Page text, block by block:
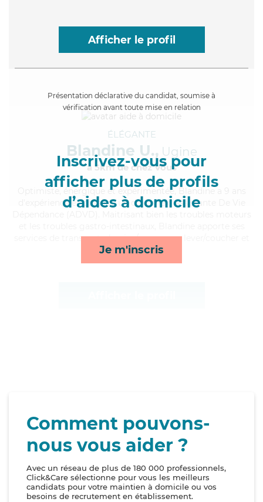
Afficher le profil
Présentation déclarative du candidat, soumise à
vérification avant toute mise en relation
Inscrivez-vous pour
afficher plus de profils
d’aides à domicile
Je m'inscris
ÉLÉGANTE
Blandine U., Ugine
à 5km de chez Vous
, énergique et expérimentée, Blandine a 9 ans
d'expérience et possède un diplôme d'Assistante De Vie
services de transports, lessive/repassage, lever/coucher et
mobilité*
Comment pouvons-
nous vous aider ?
Avec un réseau de plus de 180 000 professionnels,
Click&Care sélectionne pour vous les meilleurs
candidats pour votre maintien à domicile ou vos
besoins de recrutement en établissement.